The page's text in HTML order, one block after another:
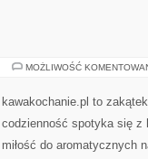
MOŻLIWOŚĆ
kawakochanie.pl to
codzienność spotyka się z
miłość do aromatycznych